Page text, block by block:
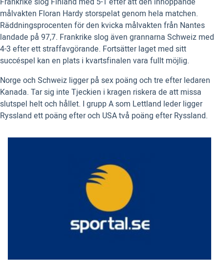
målvakten Floran Hardy storspelat genom hela matchen.
Räddningsprocenten för den kvicka målvakten från Nantes
landade på 97,7. Frankrike slog även grannarna Schweiz med
4-3 efter ett straffavgörande. Fortsätter laget med sitt
succéspel kan en plats i kvartsfinalen vara fullt möjlig.
Norge och Schweiz ligger på sex poäng och tre efter ledaren
Kanada. Tar sig inte Tjeckien i kragen riskera de att missa
slutspel helt och hållet. I grupp A som Lettland leder ligger
Ryssland ett poäng efter och USA två poäng efter Ryssland.